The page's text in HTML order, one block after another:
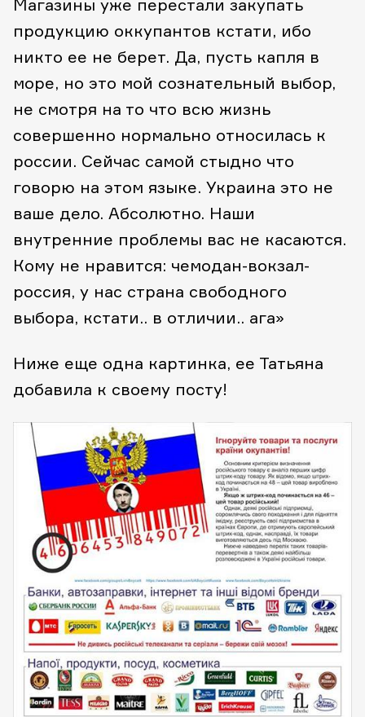
Магазины уже перестали закупать
продукцию оккупантов кстати, ибо
никто ее не берет. Да, пусть капля в
море, но это мой сознательный выбор,
не смотря на то что всю жизнь
совершенно нормально относилась к
россии. Сейчас самой стыдно что
говорю на этом языке. Украина это не
ваше дело. Абсолютно. Наши
внутренние проблемы вас не касаются.
Кому не нравится: чемодан-вокзал-
россия, у нас страна свободного
выбора, кстати.. в отличии.. ага»
Ниже еще одна картинка, ее Татьяна
добавила к своему посту!